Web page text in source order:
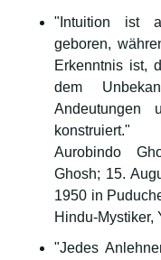
"Intuition ist
geboren,
Erkenntnis ist,
dem
Andeutungen
konstruiert."
Aurobindo
Ghosh; 15.
1950 in
Hindu-Mystiker,
"Jedes